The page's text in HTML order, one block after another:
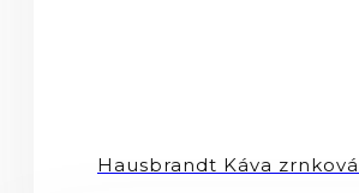
Hausbrandt Káva